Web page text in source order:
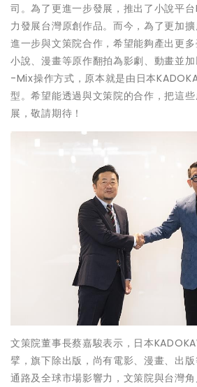
司。為了更進一步發展，推出了小說平
力發展台灣原創作品。而今，為了更加擴
進一步與文策院合作，希望能夠產出更
小說、漫畫等原作翻拍為影劇、動畫並
-Mix操作方式，原本就是由日本
型。希望能透過與文策院的合作，把這
展，敬請期待！
文策院董事長蔡嘉駿表示，日本
擘，旗下除出版，尚有電影、漫畫、出
通路及全球市場影響力，文策院與台灣